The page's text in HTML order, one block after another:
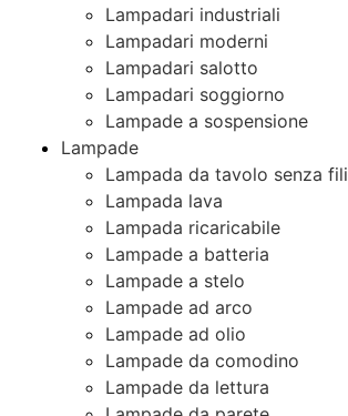
Lampadari industriali
Lampadari moderni
Lampadari salotto
Lampadari soggiorno
Lampade a sospensione
Lampade
Lampada da tavolo senza fili
Lampada lava
Lampada ricaricabile
Lampade a batteria
Lampade a stelo
Lampade ad arco
Lampade ad olio
Lampade da comodino
Lampade da lettura